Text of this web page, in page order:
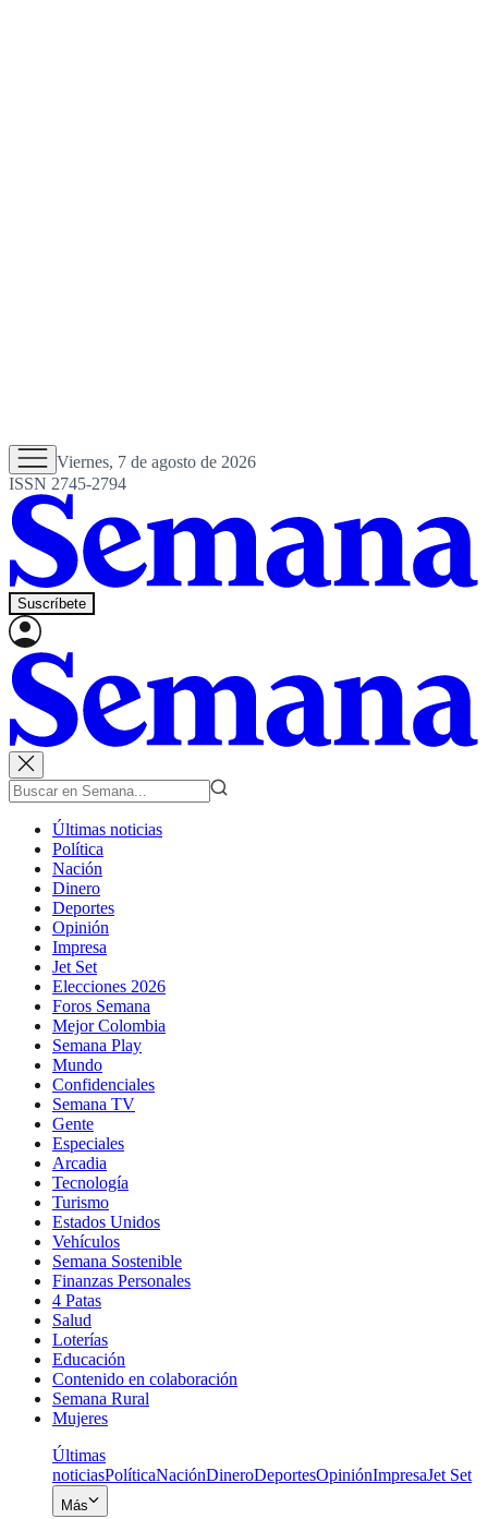
Viernes, 7 de agosto de 2026
ISSN 2745-2794
Suscríbete
Últimas noticias
Política
Nación
Dinero
Deportes
Opinión
Impresa
Jet Set
Elecciones 2026
Foros Semana
Mejor Colombia
Semana Play
Mundo
Confidenciales
Semana TV
Gente
Especiales
Arcadia
Tecnología
Turismo
Estados Unidos
Vehículos
Semana Sostenible
Finanzas Personales
4 Patas
Salud
Loterías
Educación
Contenido en colaboración
Semana Rural
Mujeres
Últimas
noticiasPolíticaNaciónDineroDeportesOpiniónImpresaJet Set
Más